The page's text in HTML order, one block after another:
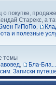
покупке,
Старекс, а
ГиПоПо,
и полезные
темы
,
Бла-Бла...
Записки